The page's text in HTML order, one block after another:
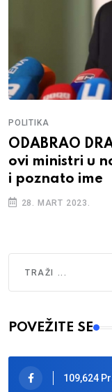
POLITIKA
ODABRAO
ovi ministri u
i poznato ime
28. MART 2023.
Type 2 or more
POVEŽITE SE
109,624